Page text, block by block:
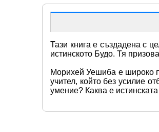
Тази книга е създадена с
истинското Будо. Тя
Морихей Уешиба е широко
учител, който без усилие
умение? Каква е